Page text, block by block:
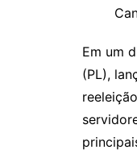
p
y
Li
n
k
Em um
(PL),